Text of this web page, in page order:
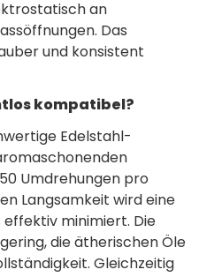
an
Das
und konsistent
kompatibel?
Edelstahl-
Umdrehungen pro
Langsamkeit wird eine
effektiv minimiert. Die
die ätherischen Öle
Gleichzeitig